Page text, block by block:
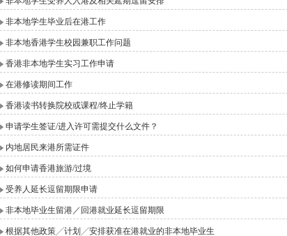
非本地学生毕业后在港工作
非本地香港学生校园兼职工作问题
香港非本地学生实习工作申请
在港修读期间工作
香港读书转换院校或课程/终止学籍
申请学生签证/进入许可需提交什么文件？
内地居民来港所需证件
如何申请香港旅游/过境
受养人延长逗留期限申请
非本地毕业生留港／回港就业延长逗留期限
根据其他政策╱计划╱安排获准在港就业的非本地毕业生